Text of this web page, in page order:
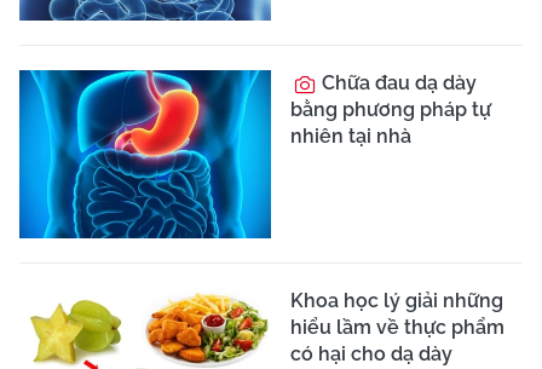
Chữa đau dạ dày
bằng phương pháp tự
nhiên tại nhà
Khoa học lý giải những
hiểu lầm về thực phẩm
có hại cho dạ dày